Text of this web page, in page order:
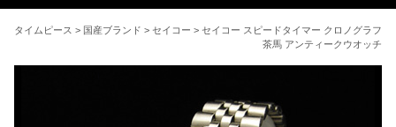
タイムピース > 国産ブランド > セイコー > セイコー スピードタイマー クロノグラフ
茶馬 アンティークウオッチ